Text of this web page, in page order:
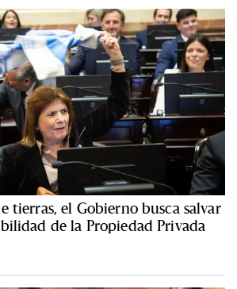
tierras, el Gobierno busca salvar
de la Propiedad Privada